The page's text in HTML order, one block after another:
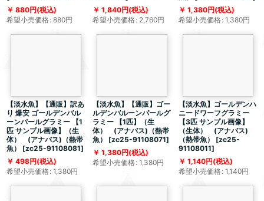
880円(税込)
希望小売価格: 880円
1,840円(税込)
希望小売価格: 2,760円
1,380円(税込)
希望小売価格: 1,380円
【淡水魚】【通販】訳あ
り 爆安 ゴールデンバル
ーンパールグラミー 【1
匹 サンプル画像】（生
体） (アナバス)（熱帯
魚）
[zc25-91108081]
498円(税込)
希望小売価格: 1,380円
【淡水魚】【通販】ゴー
ルデンバルーンパールグ
ラミー 【1匹】（生
体） (アナバス)（熱帯
魚）
[zc25-91108071]
1,380円(税込)
希望小売価格: 1,380円
【淡水魚】ゴールデンハ
ニードワーフグラミー
【3匹 サンプル画像】
（生体） (アナバス)
（熱帯魚）
[zc25-
91108011]
1,140円(税込)
希望小売価格: 1,140円